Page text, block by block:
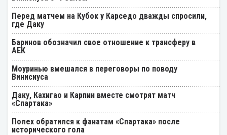
Перед матчем на Кубок у Карседо дважды спросили,
где Даку
Баринов обозначил свое отношение к трансферу в
АЕК
Моуринью вмешался в переговоры по поводу
Винисиуса
Даку, Кахигао и Карпин вместе смотрят матч
«Спартака»
Полех обратился к фанатам «Спартака» после
исторического гола